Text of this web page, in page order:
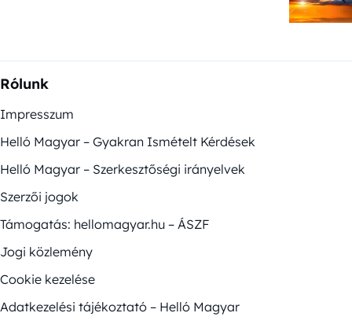
Rólunk
Impresszum
Helló Magyar – Gyakran Ismételt Kérdések
Helló Magyar – Szerkesztőségi irányelvek
Szerzői jogok
Támogatás: hellomagyar.hu – ÁSZF
Jogi közlemény
Cookie kezelése
Adatkezelési tájékoztató – Helló Magyar